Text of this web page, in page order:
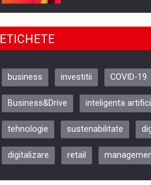
Be Inspired. Make it
ARTEMIS LETO,
Oradea – 8 Oct
ETICHETE
business investitii COVID-19
Business&Drive inteligenta
tehnologie sustenabilitate
digitalizare retail